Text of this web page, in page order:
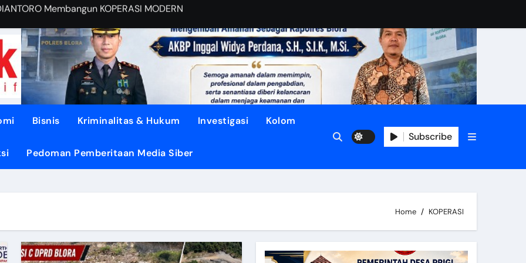
RUANG Publik
di TUNJUNGAN ke Provinsi
dari Oligarki
TEGASKAN BATAS
‘PERI AIR’
Demokrasi Daerah
Bisnis Kriminalitas & Hukum Investigasi Kolom
Pedoman Pemberitaan Media Siber
Subscribe
Home KOPERASI